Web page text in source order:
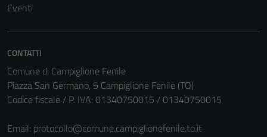
Eventi
CONTATTI
Comune di Campiglione Fenile
Piazza San Germano, 5 Campiglione Fenile (TO)
Codice fiscale / P. IVA: 01340750015 / 01340750015
Email: protocollo@comune.campiglionefenile.to.it